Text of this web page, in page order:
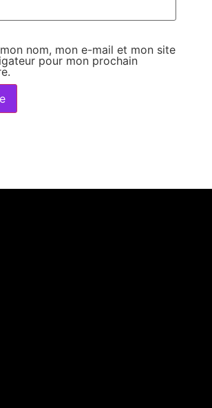
nom, mon e-mail et mon site
pour mon prochain